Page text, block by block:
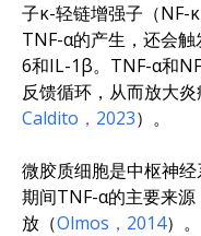
子κ-轻链增强子（NF-
TNF-α的产生，还会
6和IL-1β。TNF-α和
反馈循环，从而放大
Caldito，2023）。
微胶质细胞是中枢神
期间TNF-α的主要来
放（Olmos，2014）